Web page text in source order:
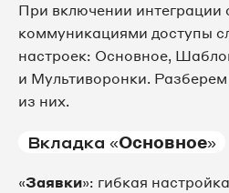
При включении интеграции
коммуникациями доступы
настроек: Основное,
и Мультиворонки.
из них.
Вкладка «Основное»
«Заявки»: гибкая